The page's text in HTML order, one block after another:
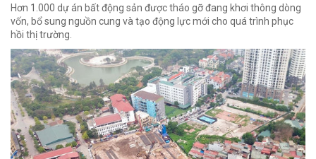
Hơn 1.000 dự án bất động sản được tháo gỡ đang khơi thông dòng
vốn, bổ sung nguồn cung và tạo động lực mới cho quá trình phục
hồi thị trường.